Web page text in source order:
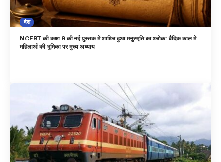
देश
NCERT की कक्षा 9 की नई पुस्तक में शामिल हुआ मनुस्मृति का श्लोक: वैदिक काल में
महिलाओं की भूमिका पर मुख्य अध्याय